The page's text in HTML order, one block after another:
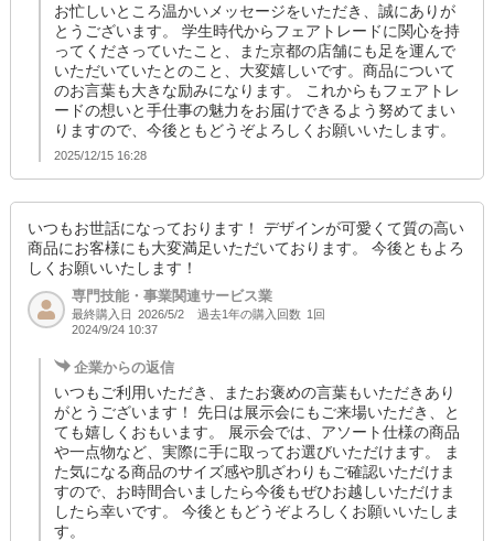
お忙しいところ温かいメッセージをいただき、誠にありが
とうございます。 学生時代からフェアトレードに関心を持
ってくださっていたこと、また京都の店舗にも足を運んで
いただいていたとのこと、大変嬉しいです。商品について
のお言葉も大きな励みになります。 これからもフェアトレ
ードの想いと手仕事の魅力をお届けできるよう努めてまい
りますので、今後ともどうぞよろしくお願いいたします。
2025/12/15 16:28
いつもお世話になっております！ デザインが可愛くて質の高い
商品にお客様にも大変満足いただいております。 今後ともよろ
しくお願いいたします！
専門技能・事業関連サービス業
最終購入日 2026/5/2 過去1年の購入回数 1回
2024/9/24 10:37
企業からの返信
いつもご利用いただき、またお褒めの言葉もいただきあり
がとうございます！ 先日は展示会にもご来場いただき、と
ても嬉しくおもいます。 展示会では、アソート仕様の商品
や一点物など、実際に手に取ってお選びいただけます。 ま
た気になる商品のサイズ感や肌ざわりもご確認いただけま
すので、お時間合いましたら今後もぜひお越しいただけま
したら幸いです。 今後ともどうぞよろしくお願いいたしま
す。